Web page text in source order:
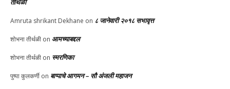
तीर्थळी
Amruta shrikant Dekhane on ८ जानेवारी २०१८ सभावृत्त
शोभना तीर्थळी on आमच्याबद्दल
शोभना तीर्थळी on स्मरणिका
पुष्पा कुलकर्णी on बाप्पाचे आगमन – सौ अंजली महाजन